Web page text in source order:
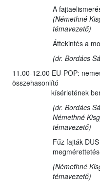
A
(Némethné
témavezető)
Áttekintés a
(dr. Bordács
11.00-12.00 EU-POP:
összehasonlító
kísérletének
(dr. Bordács
Némethné
témavezető)
Fűz fajták
(Némethné
témavezető)